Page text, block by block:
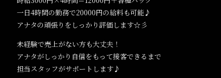
一日4時間の勤務で20000円の給料も可能♪
アナタの頑張りをしっかり評価します☆彡
未経験で売上がない方も大丈夫！
アナタがしっかり自信をもって接客できるまで
担当スタッフがサポートします♪